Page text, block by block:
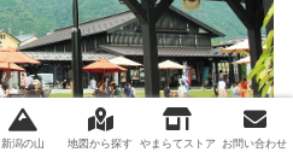
新潟の山 地図から探す やまらてストア お問い合わせ